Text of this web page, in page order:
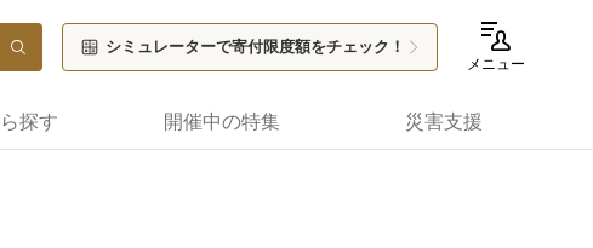
シミュレーターで寄付限度額をチェック！
メニュー
探す 開催中の特集 災害支援